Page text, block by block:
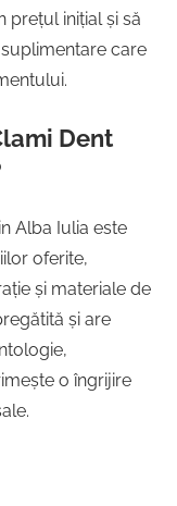
prețul inițial și să
care
Dent
Alba Iulia este
oferite,
și materiale de
și are
o îngrijire